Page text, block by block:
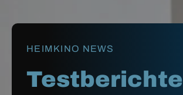
HEIMKINO NEWS
Testberichte